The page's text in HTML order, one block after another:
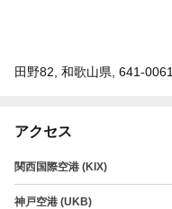
田野82, 和歌山県, 641-0061
アクセス
関西国際空港 (KIX)
神戸空港 (UKB)